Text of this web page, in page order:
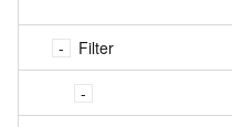
Filter